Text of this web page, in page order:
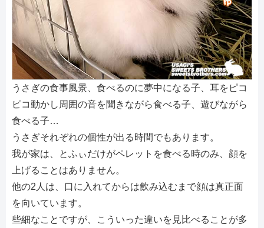
うさぎの食事風景、食べるのに夢中になる子、耳をピコ
ピコ動かし周囲の音を聞きながら食べる子、遊びながら
食べる子…
うさぎそれぞれの個性が出る時間でもあります。
我が家は、とふぃだけがペレットを食べる時のみ、顔を
上げることはありません。
他の2人は、口に入れてからは飲み込むまで顔は真正面
を向いています。
些細なことですが、こういった違いを見比べることが多